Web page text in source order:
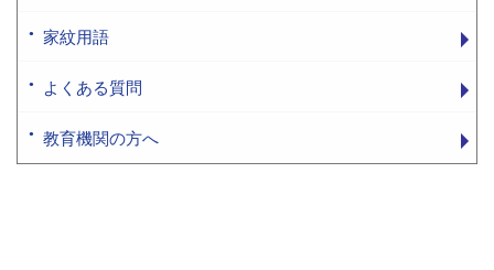
家紋用語
よくある質問
教育機関の方へ